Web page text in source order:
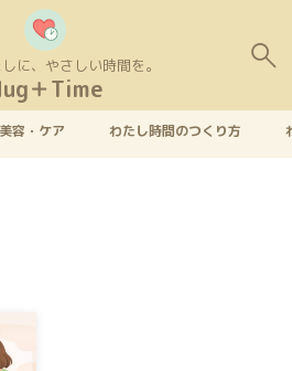
に、やさしい時間を。
＋Time
容・ケア わたし時間のつくり方